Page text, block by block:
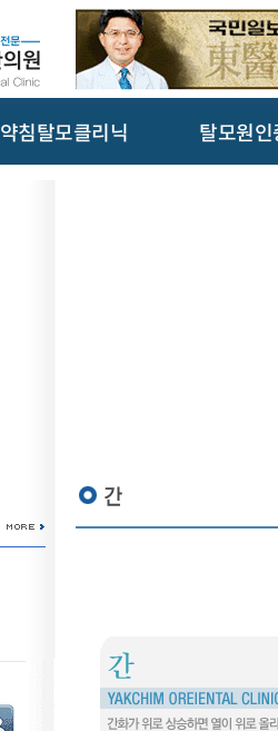
약침탈모클리닉 탈모원